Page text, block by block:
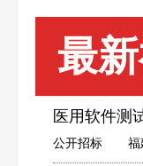
最
医用软件测
公开招标 福